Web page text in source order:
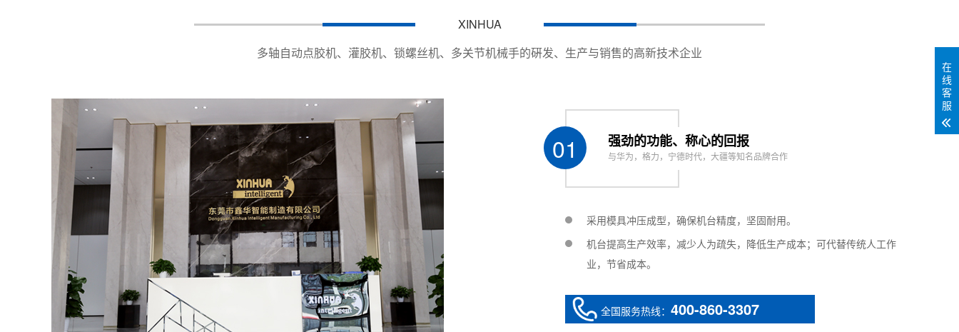
供胶系统*3台 Glue supply system * 3 sets
输入电源 Full-voltage
AC220V 50-60Hz
工作环境温度 Operating temperature
10-40℃
工作环境湿度 Operating humidity
20-90% no condensation
气压要求 Pressure
0.4~0.8Mpa
外观尺寸Dimension
约W3000*L1330*H1850mm（此尺寸仅供参考，具体请以实物为准）
重量 Weight
约500kg around500kg
XINHUA
多轴自动点胶机、灌胶机、锁螺丝机、多关节机械手的硏发、生产与销售的高新技术企业
01 强劲的功能、称心的回报
与华为，格力，宁德时代，大疆等知名品牌合作
采用模具冲压成型，确保机台精度，坚固耐用。
机台提高生产效率，减少人为疏失，降低生产成本；可代替传统人工作
业，节省成本。
全国服务热线： 400-860-3307
在
线
客
服